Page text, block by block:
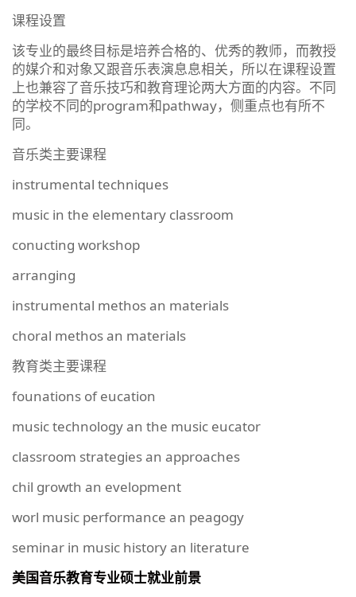
课程设置
该专业的最终目标是培养合格的、优秀的教师，而教授
的媒介和对象又跟音乐表演息息相关，所以在课程设置
上也兼容了音乐技巧和教育理论两大方面的内容。不同
的学校不同的program和pathway，侧重点也有所不
同。
音乐类主要课程
instrumental techniques
music in the elementary classroom
conucting workshop
arranging
instrumental methos an materials
choral methos an materials
教育类主要课程
founations of eucation
music technology an the music eucator
classroom strategies an approaches
chil growth an evelopment
worl music performance an peagogy
seminar in music history an literature
美国音乐教育专业硕士就业前景